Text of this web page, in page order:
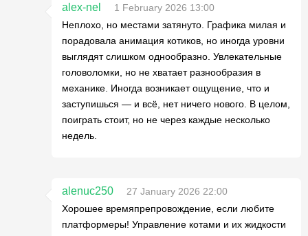
alex-nel
1 February 2026 13:00
Неплохо, но местами затянуто. Графика милая и
порадовала анимация котиков, но иногда уровни
выглядят слишком однообразно. Увлекательные
головоломки, но не хватает разнообразия в
механике. Иногда возникает ощущение, что и
заступишься — и всё, нет ничего нового. В целом,
поиграть стоит, но не через каждые несколько
недель.
alenuc250
27 January 2026 22:00
Хорошее времяпрепровождение, если любите
платформеры! Управление котами и их жидкости